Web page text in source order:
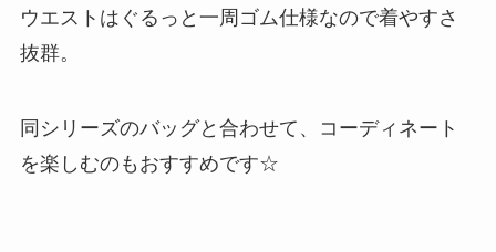
ウエストはぐるっと一周ゴム仕様なので着やすさ
抜群。
同シリーズのバッグと合わせて、コーディネート
を楽しむのもおすすめです☆